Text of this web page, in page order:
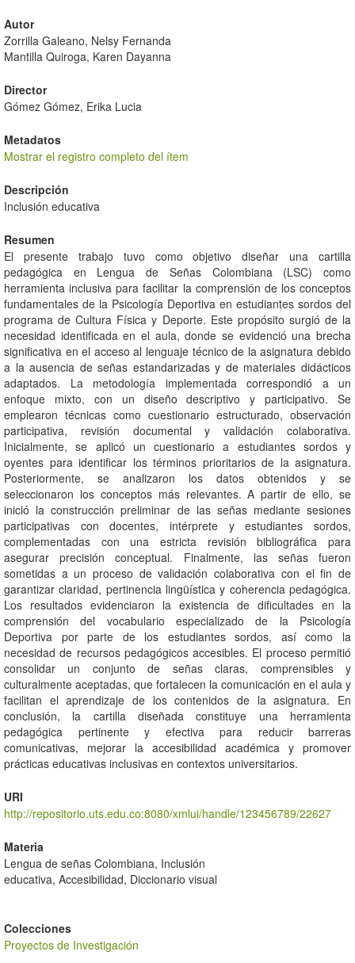
Autor
Zorrilla Galeano, Nelsy Fernanda
Mantilla Quiroga, Karen Dayanna
Director
Gómez Gómez, Erika Lucia
Metadatos
Mostrar el registro completo del ítem
Descripción
Inclusión educativa
Resumen
El presente trabajo tuvo como objetivo diseñar una cartilla
pedagógica en Lengua de Señas Colombiana (LSC) como
herramienta inclusiva para facilitar la comprensión de los conceptos
fundamentales de la Psicología Deportiva en estudiantes sordos del
programa de Cultura Física y Deporte. Este propósito surgió de la
necesidad identificada en el aula, donde se evidenció una brecha
significativa en el acceso al lenguaje técnico de la asignatura debido
a la ausencia de señas estandarizadas y de materiales didácticos
adaptados. La metodología implementada correspondió a un
enfoque mixto, con un diseño descriptivo y participativo. Se
emplearon técnicas como cuestionario estructurado, observación
participativa, revisión documental y validación colaborativa.
Inicialmente, se aplicó un cuestionario a estudiantes sordos y
oyentes para identificar los términos prioritarios de la asignatura.
Posteriormente, se analizaron los datos obtenidos y se
seleccionaron los conceptos más relevantes. A partir de ello, se
inició la construcción preliminar de las señas mediante sesiones
participativas con docentes, intérprete y estudiantes sordos,
complementadas con una estricta revisión bibliográfica para
asegurar precisión conceptual. Finalmente, las señas fueron
sometidas a un proceso de validación colaborativa con el fin de
garantizar claridad, pertinencia lingüística y coherencia pedagógica.
Los resultados evidenciaron la existencia de dificultades en la
comprensión del vocabulario especializado de la Psicología
Deportiva por parte de los estudiantes sordos, así como la
necesidad de recursos pedagógicos accesibles. El proceso permitió
consolidar un conjunto de señas claras, comprensibles y
culturalmente aceptadas, que fortalecen la comunicación en el aula y
facilitan el aprendizaje de los contenidos de la asignatura. En
conclusión, la cartilla diseñada constituye una herramienta
pedagógica pertinente y efectiva para reducir barreras
comunicativas, mejorar la accesibilidad académica y promover
prácticas educativas inclusivas en contextos universitarios.
URI
http://repositorio.uts.edu.co:8080/xmlui/handle/123456789/22627
Materia
Lengua de señas Colombiana, Inclusión
educativa, Accesibilidad, Diccionario visual
Colecciones
Proyectos de Investigación